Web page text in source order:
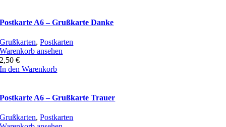
Postkarte A6 – Grußkarte Danke
Grußkarten,Postkarten
Warenkorb ansehen
2,50€
In den Warenkorb
Postkarte A6 – Grußkarte Trauer
Grußkarten,Postkarten